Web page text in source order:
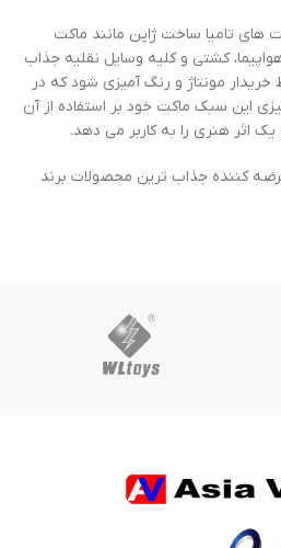
های تامیا ساخت ژاپن مانند ماکت
کشتی و کلیه وسایل نقلیه جذاب
مونتاژ و رنگ آمیزی شود که در
این سبک ماکت خود بر استفاده از آن
اثر هنری را به کاربر می دهد.
کننده جذاب ترین محصولات برند